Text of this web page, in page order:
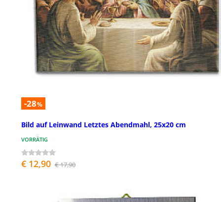
-28%
Bild auf Leinwand Letztes Abendmahl, 25x20 cm
VORRÄTIG
€ 12,90 € 17,90